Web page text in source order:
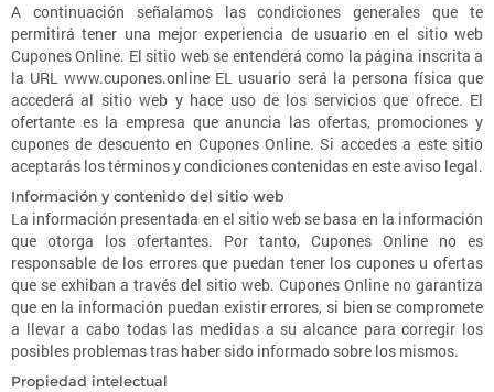
A continuación señalamos las condiciones generales que te
permitirá tener una mejor experiencia de usuario en el sitio web
Cupones Online. El sitio web se entenderá como la página inscrita a
la URL www.cupones.online EL usuario será la persona física que
accederá al sitio web y hace uso de los servicios que ofrece. El
ofertante es la empresa que anuncia las ofertas, promociones y
cupones de descuento en Cupones Online. Si accedes a este sitio
aceptarás los términos y condiciones contenidas en este aviso legal.
Información y contenido del sitio web
La información presentada en el sitio web se basa en la información
que otorga los ofertantes. Por tanto, Cupones Online no es
responsable de los errores que puedan tener los cupones u ofertas
que se exhiban a través del sitio web. Cupones Online no garantiza
que en la información puedan existir errores, si bien se compromete
a llevar a cabo todas las medidas a su alcance para corregir los
posibles problemas tras haber sido informado sobre los mismos.
Propiedad intelectual